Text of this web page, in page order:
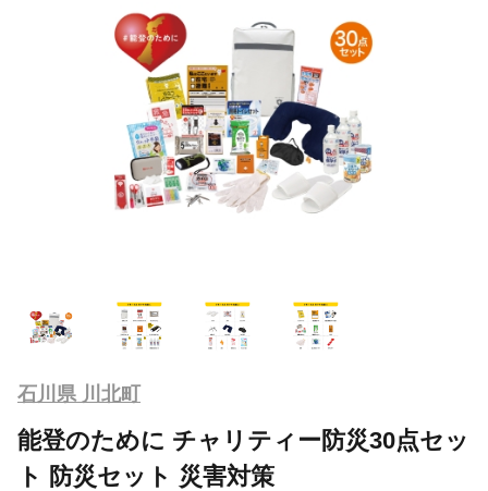
石川県 川北町
能登のために チャリティー防災30点セッ
ト 防災セット 災害対策